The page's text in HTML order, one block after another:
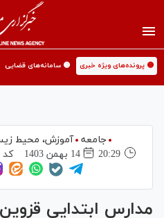
🟡 پرونده‌های ویژه خبری 🟡 سامانه‌های قضایی
جامعه
آموزش،‌ محیط
20:29
14 بهمن 1403 کد